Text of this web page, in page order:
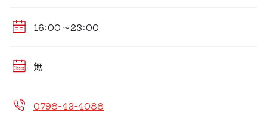
・肉料理
熱々！牛ハラミステーキ・自家製若鶏の唐揚げ・馬刺しな
当店自慢の博多鉄鍋餃子・生ハムの切り落とし・たっぷり
ねぎの牛すじ玉焼など
16:00〜23:00
無
0798-43-4088